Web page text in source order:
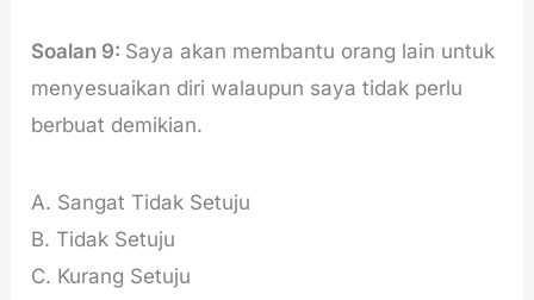
Soalan 9: Saya akan membantu orang lain untuk
menyesuaikan diri walaupun saya tidak perlu
berbuat demikian.
A. Sangat Tidak Setuju
B. Tidak Setuju
C. Kurang Setuju